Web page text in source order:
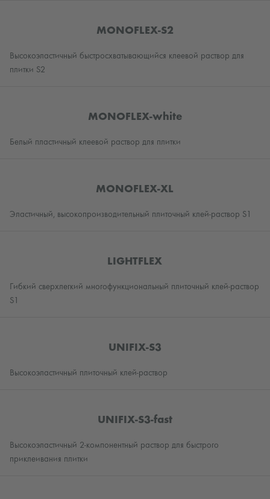
MONOFLEX-S2
Высокоэластичный быстросхватывающийся клеевой раствор для
плитки S2
MONOFLEX-white
Белый пластичный клеевой раствор для плитки
MONOFLEX-XL
Эластичный, высокопроизводительный плиточный клей-раствор S1
LIGHTFLEX
Гибкий сверхлегкий многофункциональный плиточный клей-раствор
S1
UNIFIX-S3
Высокоэластичный плиточный клей-раствор
UNIFIX-S3-fast
Высокоэластичный 2-компонентный раствор для быстрого
приклеивания плитки